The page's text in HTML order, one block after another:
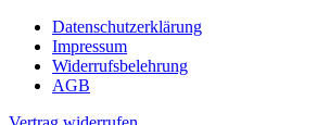
Datenschutzerklärung
Impressum
Widerrufsbelehrung
AGB